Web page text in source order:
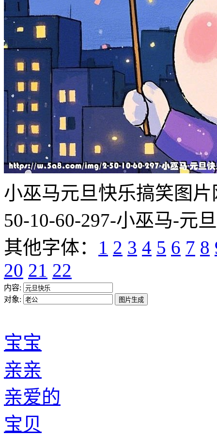
小巫马元旦快乐搞笑图片
50-10-60-297-小巫马-元
其他字体： 1 2 3 4 5 6 7 8
20 21 22
内容:
对象:
宝宝
亲亲
亲爱的
宝贝